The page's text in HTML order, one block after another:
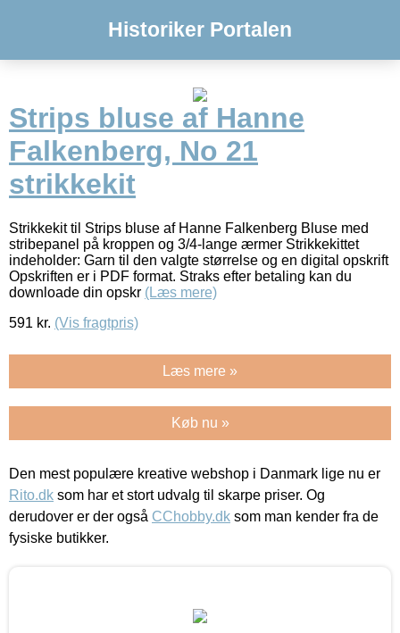
Historiker Portalen
Strips bluse af Hanne
Falkenberg, No 21
strikkekit
Strikkekit til Strips bluse af Hanne Falkenberg Bluse med
stribepanel på kroppen og 3/4-lange ærmer Strikkekittet
indeholder: Garn til den valgte størrelse og en digital opskrift
Opskriften er i PDF format. Straks efter betaling kan du
downloade din opskr (Læs mere)
591 kr. (Vis fragtpris)
Læs mere »
Køb nu »
Den mest populære kreative webshop i Danmark lige nu er
Rito.dk som har et stort udvalg til skarpe priser. Og
derudover er der også CChobby.dk som man kender fra de
fysiske butikker.